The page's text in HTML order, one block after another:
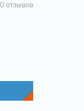
0 отзывов